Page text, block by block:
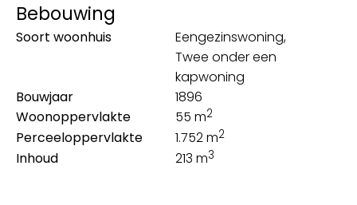
Bebouwing
Soort woonhuis
Eengezinswoning,
Twee onder een
kapwoning
Bouwjaar
1896
Woonoppervlakte
55 m2
Perceeloppervlakte 1.752 m2
Inhoud 213 m3